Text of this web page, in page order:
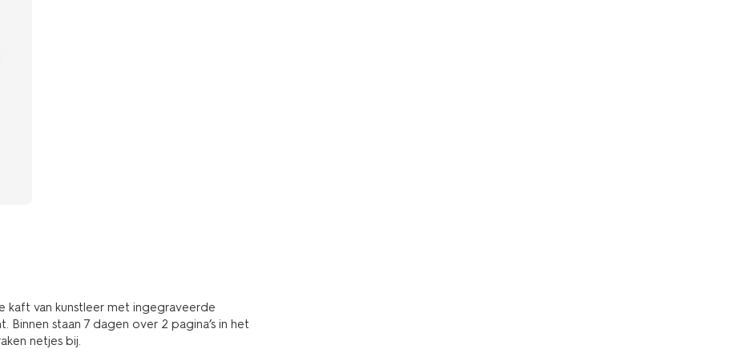
kaft van kunstleer met ingegraveerde
staan 7 dagen over 2 pagina’s in het
netjes bij.